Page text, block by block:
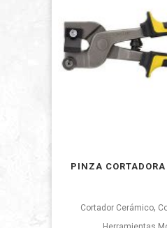
PINZA
Cortador Cerámico,